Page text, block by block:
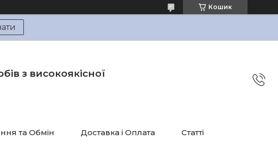
Кошик
з високоякісної
та Обмін Доставка і Оплата Статті